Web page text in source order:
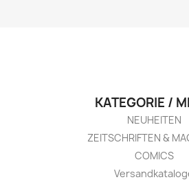
KATEGORIE /
NEUHEITEN
ZEITSCHRIFTEN &
COMICS